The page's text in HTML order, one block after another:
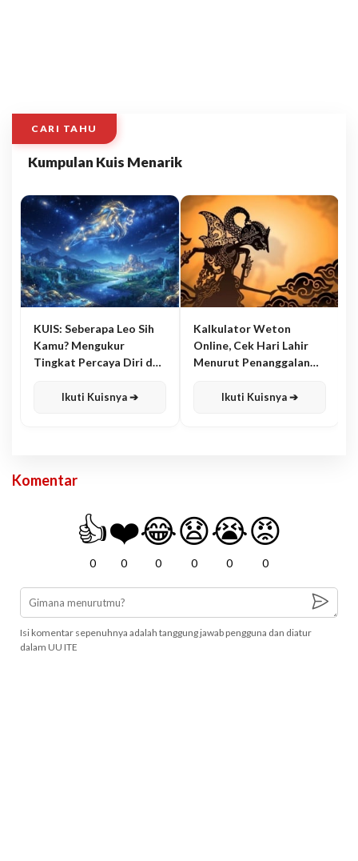
CARI TAHU
Kumpulan Kuis Menarik
KUIS: Seberapa Leo Sih
Kamu? Mengukur
Tingkat Percaya Diri dan
Ikuti Kuisnya ➔
Kalkulator Weton
Online, Cek Hari Lahir
Menurut Penanggalan
Ikuti Kuisnya ➔
Komentar
👍
0
❤️
0
😂
0
😧
0
😭
0
😡
0
Isi komentar sepenuhnya adalah tanggung jawab pengguna dan diatur
dalam UU ITE